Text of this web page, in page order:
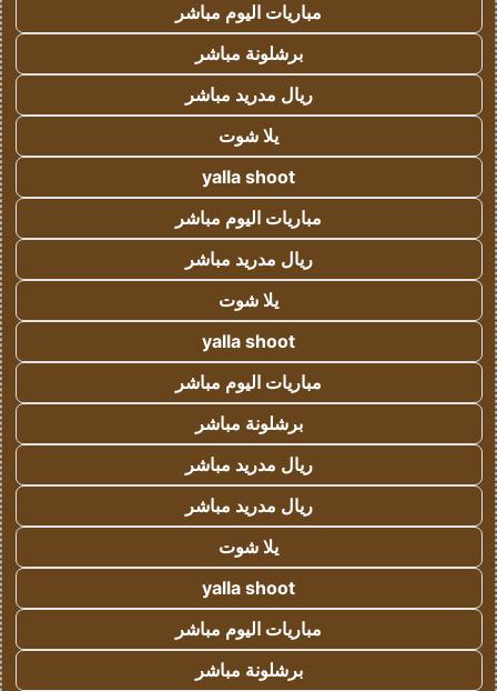
مباريات اليوم مباشر
برشلونة مباشر
ريال مدريد مباشر
يلا شوت
yalla shoot
مباريات اليوم مباشر
ريال مدريد مباشر
يلا شوت
yalla shoot
مباريات اليوم مباشر
برشلونة مباشر
ريال مدريد مباشر
ريال مدريد مباشر
يلا شوت
yalla shoot
مباريات اليوم مباشر
برشلونة مباشر